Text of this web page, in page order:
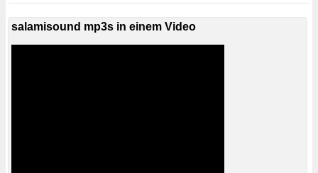
salamisound mp3s in einem Video